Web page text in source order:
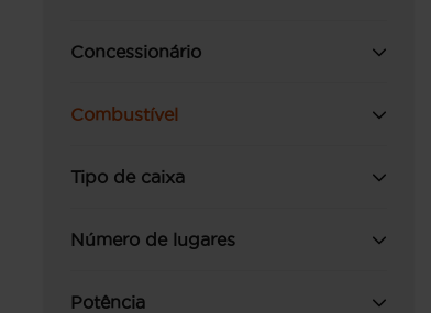
Concessionário
Combustível
Tipo de caixa
Número de lugares
Potência